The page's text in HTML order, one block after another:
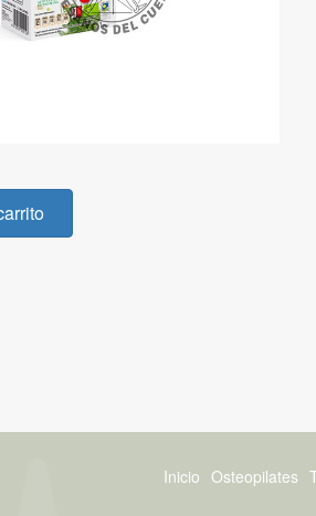
Inicio Osteopilates